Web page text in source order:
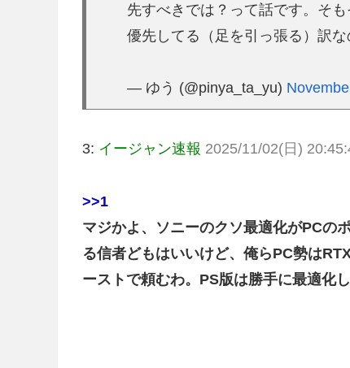
先すべきでは？って話です。そ
優先してる（足を引っ張る）訳な
— ゆう (@pinya_ta_yu)
3: イージャン速報 2025/11/02(日)
>>1
マジかよ、ソニーのクソ最適化がPCの
る信者どもはいいけど、俺らPC勢は
ーストで頼むわ。PS版は勝手に最適化し